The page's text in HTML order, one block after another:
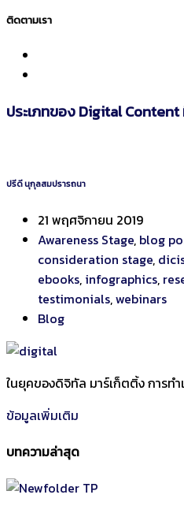
ติดตามเรา
ประเภทของ Digital
ปรีดี นุกุลสมปรารถนา
21 พฤศจิกายน 2019
Awareness Stage, blog
consideration stage,
ebooks, infographics,
testimonials,webinars
Blog
ในยุคของดิจิทัล มาร์เก็ตติ้ง การท
ข้อมูลเพิ่มเติม
บทความล่าสุด